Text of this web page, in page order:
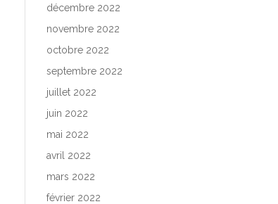
décembre 2022
novembre 2022
octobre 2022
septembre 2022
juillet 2022
juin 2022
mai 2022
avril 2022
mars 2022
février 2022